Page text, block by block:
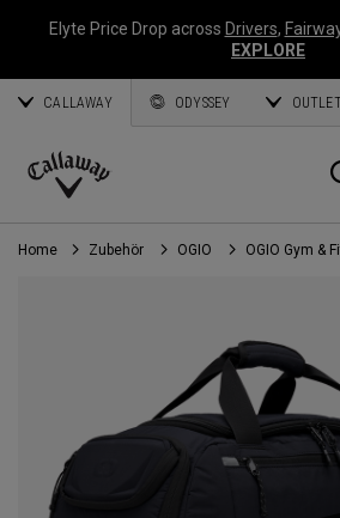
Elyte Price Drop across Drivers,
EXPLORE
CALLAWAY ODYSSEY
Callaway
Golf
Home Zubehör OGIO OGIO Gym &